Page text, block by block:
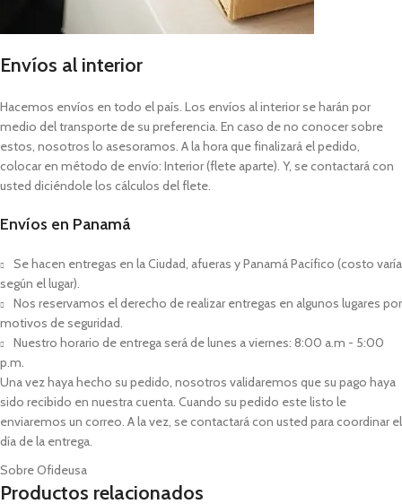
Envíos al interior
Hacemos envíos en todo el país. Los envíos al interior se harán por
medio del transporte de su preferencia. En caso de no conocer sobre
estos, nosotros lo asesoramos. A la hora que finalizará el pedido,
colocar en método de envío: Interior (flete aparte). Y, se contactará con
usted diciéndole los cálculos del flete.
Envíos en Panamá
Se hacen entregas en la Ciudad, afueras y Panamá Pacífico (costo varía
según el lugar).
Nos reservamos el derecho de realizar entregas en algunos lugares por
motivos de seguridad.
Nuestro horario de entrega será de lunes a viernes: 8:00 a.m - 5:00
p.m.
Una vez haya hecho su pedido, nosotros validaremos que su pago haya
sido recibido en nuestra cuenta. Cuando su pedido este listo le
enviaremos un correo. A la vez, se contactará con usted para coordinar el
día de la entrega.
Sobre Ofideusa
Productos relacionados